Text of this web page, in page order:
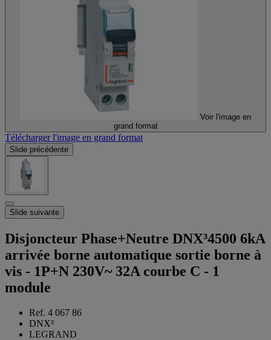
Voir l'image en
grand format
Télécharger l'image en grand format
Slide précédente
Slide suivante
Disjoncteur Phase+Neutre DNX³4500 6kA
arrivée borne automatique sortie borne à
vis - 1P+N 230V~ 32A courbe C - 1
module
Ref. 4 067 86
DNX³
LEGRAND